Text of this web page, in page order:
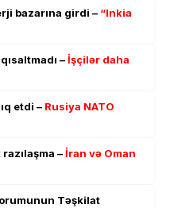
bazarına girdi – “Inkia
–İşçilər daha
etdi – Rusiya NATO
–İran və Oman
Təşkilat